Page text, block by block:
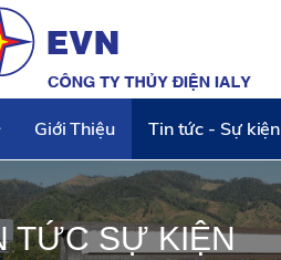
Giới Thiệu Tin tức - Sự kiện
TỨC SỰ KIỆN